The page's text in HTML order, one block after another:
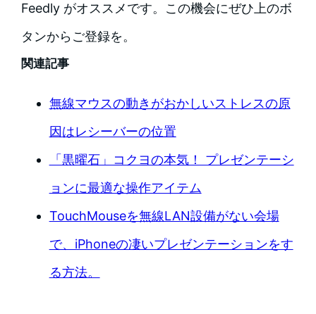
Feedly がオススメです。この機会にぜひ上のボ
タンからご登録を。
関連記事
無線マウスの動きがおかしいストレスの原
因はレシーバーの位置
「黒曜石」コクヨの本気！ プレゼンテーシ
ョンに最適な操作アイテム
TouchMouseを無線LAN設備がない会場
で、iPhoneの凄いプレゼンテーションをす
る方法。